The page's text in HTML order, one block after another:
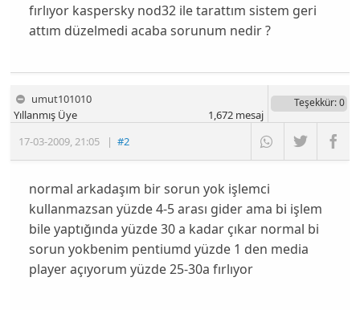
fırlıyor kaspersky nod32 ile tarattım sistem geri
attım düzelmedi acaba sorunum nedir ?
umut101010
17-03-2009,21:05 |#2
Yıllanmış Üye
Teşekkür: 0
1,672mesaj
normal arkadaşım bir sorun yok işlemci
kullanmazsan yüzde 4-5 arası gider ama bi işlem
bile yaptığında yüzde 30 a kadar çıkar normal bi
sorun yokbenim pentiumd yüzde 1 den media
player açıyorum yüzde 25-30a fırlıyor